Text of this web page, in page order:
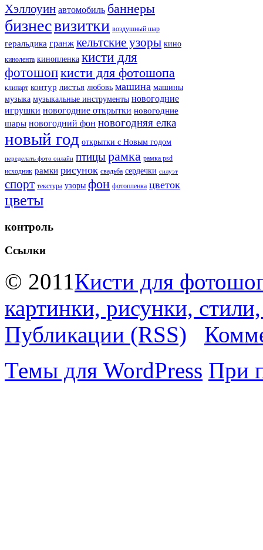
Хэллоуин автомобиль баннеры
бизнесвизитки воздушный шар
геральдика гранж кельтские узоры кино
кинолента кинопленка кисти для
фотошопкисти для фотошопа
клипарт контур листья любовь машина машины
музыка музыкальные инструменты новогодние
игрушки новогодние открытки новогодние
шары новогодний фон новогодняя елка
новый год открытки с Новым годом
переделать фото онлайн птицырамка рамка psd
исходник рамки рисунок свадьба сердечки силуэт
спорт текстура узоры фон фотопленка цветок
цветы
контроль
Ссылки
© 2011Кисти для
картинки, рисунки,
Публикации (RSS)
Темы для WordPress При